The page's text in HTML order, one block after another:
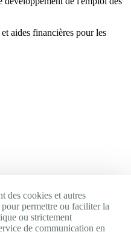
aides financières pour les
des cookies et autres
permettre ou faciliter la
ou strictement
de communication en